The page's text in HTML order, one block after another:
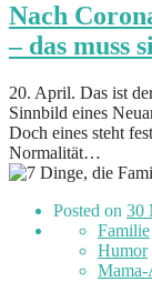
Nach
– das muss
20. April. Das ist
Sinnbild eines
Doch eines steht
Normalität…
Posted on 30
Familie
Humor